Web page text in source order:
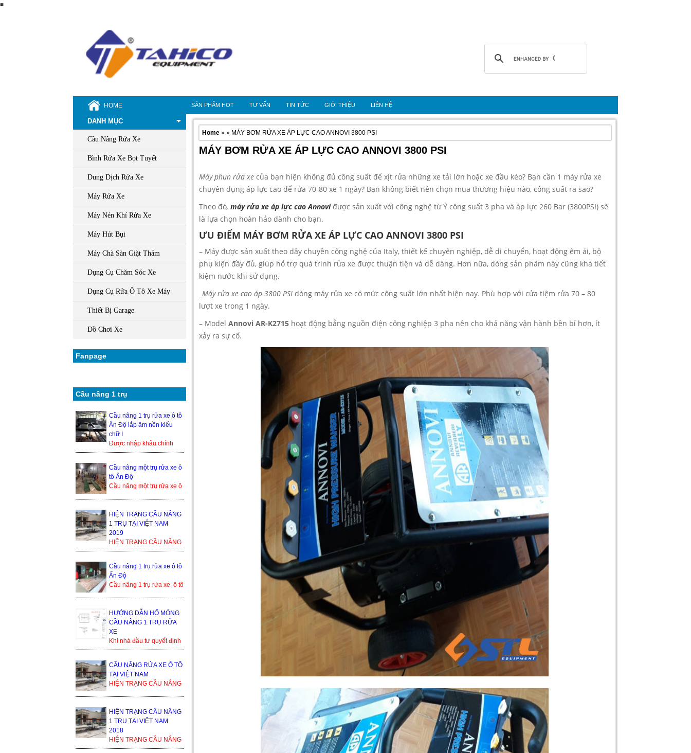
≡
HOME SẢN PHẨM HOT TƯ VẤN TIN TỨC GIỚI THIỆU LIÊN HỆ
DANH MỤC
Cầu Nâng Rửa Xe
Bình Rửa Xe Bọt Tuyết
Dung Dịch Rửa Xe
Máy Rửa Xe
Máy Nén Khí Rửa Xe
Máy Hút Bụi
Máy Chà Sàn Giặt Thảm
Dụng Cụ Chăm Sóc Xe
Dụng Cụ Rửa Ô Tô Xe Máy
Thiết Bị Garage
Đồ Chơi Xe
Fanpage
Cầu nâng 1 trụ
Cầu nâng 1 trụ rửa xe ô tô
Ấn Độ lắp âm nền kiểu
chữ I
Được nhập khẩu chính
hãng từ Ấn Độ, nên độ
nâng 1 trụ rửa xe ô ...
Cầu nâng một trụ rửa xe ô
tô Ấn Độ
Cầu nâng một trụ rửa xe ô
trong thị trường ...
HIỆN TRẠNG CẦU NÂNG
1 TRỤ TẠI VIỆT NAM
2019
HIỆN TRẠNG CẦU NÂNG
1 TRỤ TẠI VIỆT NAM
nâng xe ô tô, cầu nâng xe
1 trụ...
Cầu nâng 1 trụ rửa xe ô tô
Ấn Độ
Cầu nâng 1 trụ rửa xe ô tô
kiện sản xuất tạ...
HƯỚNG DẪN HỐ MÓNG
CẦU NÂNG 1 TRỤ RỬA
XE
Khi nhà đầu tư quyết định
lắp đặt cầu nâng 1 trụ, thì
bình thường họ sẽ nhận
được yêu cầu từ đơn ...
CẦU NÂNG RỬA XE Ô TÔ
TẠI VIỆT NAM
HIỆN TRẠNG CẦU NÂNG
nâng xe ô tô, cầu nâng xe
1 tr...
HIỆN TRẠNG CẦU NÂNG
1 TRỤ TẠI VIỆT NAM
2018
HIỆN TRẠNG CẦU NÂNG
1 TRỤ TẠI VIỆT NAM
Home » » MÁY BƠM RỬA XE ÁP LỰC CAO ANNOVI 3800 PSI
MÁY BƠM RỬA XE ÁP LỰC CAO ANNOVI 3800 PSI
Máy phun rửa xe của bạn hiện không đủ công suất để xịt rửa những xe tải lớn hoặc xe đầu kéo? Bạn cần 1 máy rửa xe
chuyên dụng áp lực cao để rửa 70-80 xe 1 ngày? Bạn không biết nên chọn mua thương hiệu nào, công suất ra sao?
Theo đó, máy rửa xe áp lực caoAnnoviđược sản xuất với công nghệ từ Ý công suất 3 pha và áp lực 260 Bar (3800PSI) sẽ
là lựa chọn hoàn hảo dành cho bạn.
ƯU ĐIỂM MÁY BƠM RỬA XE ÁP LỰC CAO ANNOVI 3800 PSI
– Máy được sản xuất theo dây chuyền công nghệ của Italy, thiết kế chuyên nghiệp, dễ di chuyển, hoạt động êm ái, bộ
phụ kiện đầy đủ, giúp hỗ trợ quá trình rửa xe được thuận tiện và dễ dàng. Hơn nữa, dòng sản phẩm này cũng khá tiết
kiệm nước khi sử dụng.
Máy rửa xe cao áp 3800 PSI dòng máy rửa xe có mức công suất lớn nhất hiện nay. Phù hợp với cửa tiệm rửa 70 – 80
lượt xe trong 1 ngày.
– Model Annovi AR-K2715 hoạt động bằng nguồn điện công nghiệp 3 pha nên cho khả năng vận hành bền bỉ hơn, ít
xảy ra sự cố.